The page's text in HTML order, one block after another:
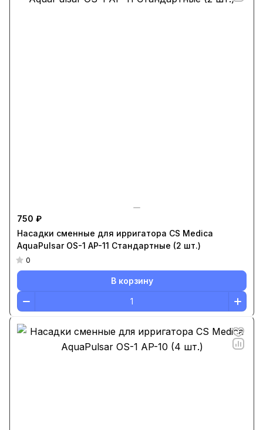
750 ₽
Насадки сменные для ирригатора CS Medica
AquaPulsar OS-1 AP-11 Стандартные (2 шт.)
0
В корзину